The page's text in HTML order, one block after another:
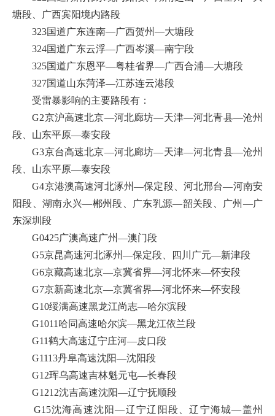
塘段、广西宾阳境内路段
323国道广东连南—广西贺州—大塘段
324国道广东云浮—广西岑溪—南宁段
325国道广东恩平—粤桂省界—广西合浦—大塘段
327国道山东菏泽—江苏连云港段
受雷暴影响的主要路段有：
G2京沪高速北京—河北廊坊—天津—河北青县—沧州
段、山东平原—泰安段
G3京台高速北京—河北廊坊—天津—河北青县—沧州
段、山东平原—泰安段
G4京港澳高速河北涿州—保定段、河北邢台—河南安
阳段、湖南永兴—郴州段、广东乳源—韶关段、广州—广
东深圳段
G0425广澳高速广州—澳门段
G5京昆高速河北涿州—保定段、四川广元—新津段
G6京藏高速北京—京冀省界—河北怀来—怀安段
G7京新高速北京—京冀省界—河北怀来—怀安段
G10绥满高速黑龙江尚志—哈尔滨段
G1011哈同高速哈尔滨—黑龙江依兰段
G11鹤大高速辽宁庄河—皮口段
G1113丹阜高速沈阳—沈阳段
G12珲乌高速吉林魁元屯—长春段
G1212沈吉高速沈阳—辽宁抚顺段
G15沈海高速沈阳—辽宁辽阳段、辽宁海城—盖州